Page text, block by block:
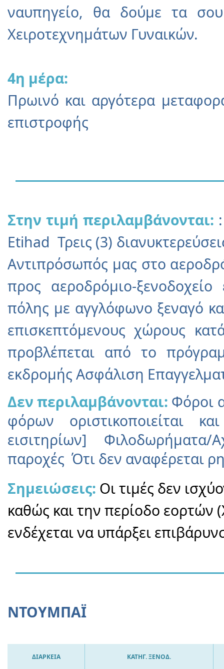
ναυπηγείο, θα δούμε τα
Χειροτεχνημάτων Γυναικών.
4η μέρα:
Πρωινό και αργότερα
επιστροφής
Στην τιμή περιλαμβάνονται:
Etihad Τρεις (3)
Αντιπρόσωπός μας στο
προς αεροδρόμιο-
πόλης με αγγλόφωνο ξεναγό
επισκεπτόμενους χώρους
προβλέπεται από το
εκδρομής Ασφάλιση
Δεν περιλαμβάνονται: Φόροι
φόρων οριστικοποιείται
εισιτηρίων] Φιλοδωρήματα/
παροχές Ότι δεν αναφέρεται
Σημειώσεις: Οι τιμές δεν
καθώς και την περίοδο
ενδέχεται να υπάρξει
ΝΤΟΥΜΠΑΪ
ΔΙΑΡΚΕΙΑ ΚΑΤΗΓ. ΞΕΝΟΔ.